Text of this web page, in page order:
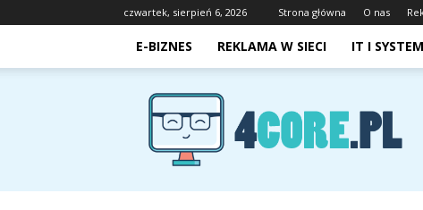
czwartek, sierpień 6, 2026 Strona główna O nas
E-BIZNES REKLAMA W SIECI IT I
4core.pl